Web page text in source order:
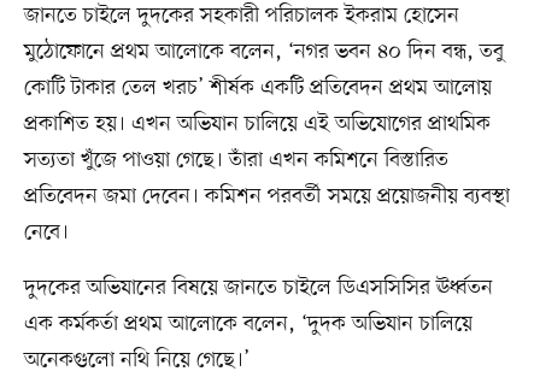
জানতে চাইলে দুদকের সহকারী পরিচালক ইকরাম হোসেন
মুঠোফোনে প্রথম আলোকে বলেন, ‘নগর ভবন ৪০ দিন বন্ধ, তবু
কোটি টাকার তেল খরচ’ শীর্ষক একটি প্রতিবেদন প্রথম আলোয়
প্রকাশিত হয়। এখন অভিযান চালিয়ে এই অভিযোগের প্রাথমিক
সত্যতা খুঁজে পাওয়া গেছে। তাঁরা এখন কমিশনে বিস্তারিত
প্রতিবেদন জমা দেবেন। কমিশন পরবর্তী সময়ে প্রয়োজনীয় ব্যবস্থা
নেবে।
দুদকের অভিযানের বিষয়ে জানতে চাইলে ডিএসসিসির ঊর্ধ্বতন
এক কর্মকর্তা প্রথম আলোকে বলেন, ‘দুদক অভিযান চালিয়ে
অনেকগুলো নথি নিয়ে গেছে।’